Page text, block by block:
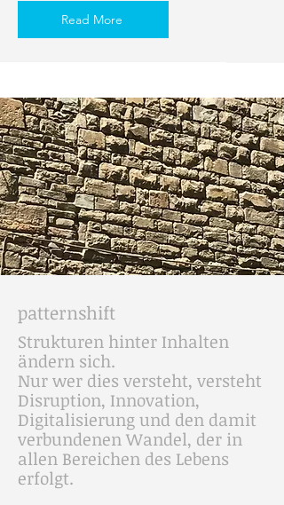
Read More
patternshift
Strukturen hinter Inhalten
ändern sich.
Nur wer dies versteht, versteht
Disruption, Innovation,
Digitalisierung und den damit
verbundenen Wandel, der in
allen Bereichen des Lebens
erfolgt.